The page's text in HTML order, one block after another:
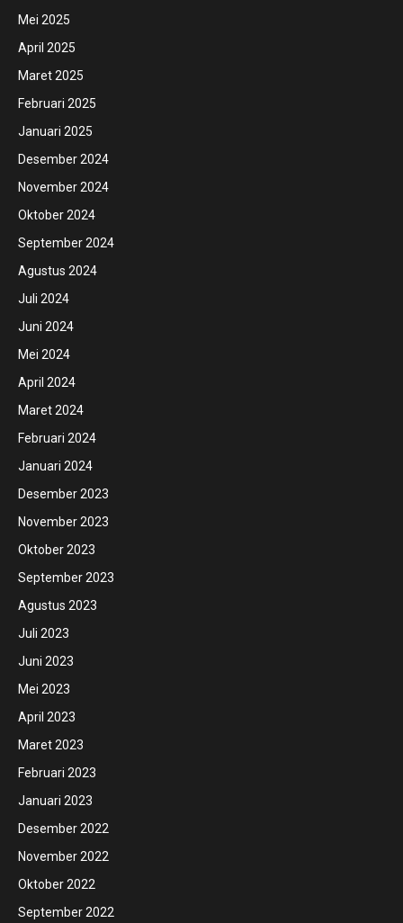
Mei 2025
April 2025
Maret 2025
Februari 2025
Januari 2025
Desember 2024
November 2024
Oktober 2024
September 2024
Agustus 2024
Juli 2024
Juni 2024
Mei 2024
April 2024
Maret 2024
Februari 2024
Januari 2024
Desember 2023
November 2023
Oktober 2023
September 2023
Agustus 2023
Juli 2023
Juni 2023
Mei 2023
April 2023
Maret 2023
Februari 2023
Januari 2023
Desember 2022
November 2022
Oktober 2022
September 2022